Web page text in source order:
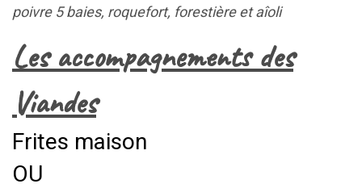
poivre 5 baies, roquefort, forestière et aîoli
Les accompagnements des
Viandes
Frites maison
OU